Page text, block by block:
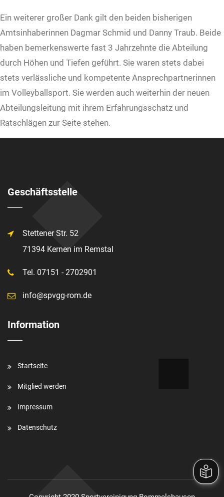
Ein weiterer großer Dank gilt den beiden bisherigen
Amtsinhaberinnen Dagmar Schmid und Danny Traub. Beide
haben bemerkenswerte fast 3 Jahrzehnte die Abteilung
durch Höhen und Tiefen geführt. Sie waren stets dabei
stets verlässliche und kompetente Ansprechpartnerinnen
im Volleyballsport. Sie werden auch weiterhin der neuen
Abteilungsleitung mit ihrem Erfahrungsschatz und
Ratschlägen zur Seite stehen.
Geschäftsstelle
Stettener Str. 52
71394 Kernen im Remstal
Tel. 07151 - 2702901
info@spvgg-rom.de
Information
Startseite
Mitglied werden
Impressum
Datenschutz